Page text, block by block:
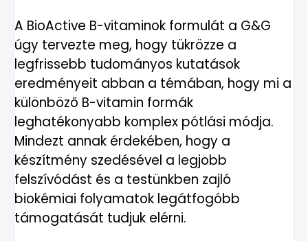
A BioActive B-vitaminok formulát a G&G
úgy tervezte meg, hogy tükrözze a
legfrissebb tudományos kutatások
eredményeit abban a témában, hogy mi a
különböző B-vitamin formák
leghatékonyabb komplex pótlási módja.
Mindezt annak érdekében, hogy a
készítmény szedésével a legjobb
felszívódást és a testünkben zajló
biokémiai folyamatok legátfogóbb
támogatását tudjuk elérni.